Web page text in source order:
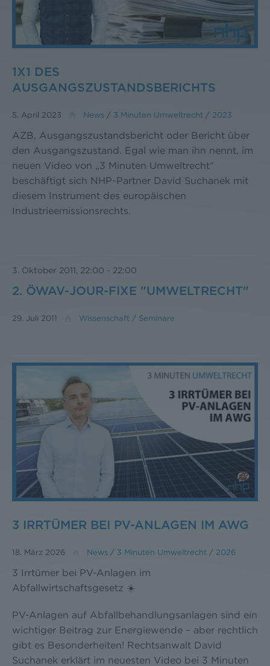
1X1 DES
AUSGANGSZUSTANDSBERICHTS
5. April 2023 News / 3 Minuten Umweltrecht / 2023
AZB, Ausgangszustandsbericht oder Bericht über
den Ausgangszustand. Egal wie man ihn nennt, im
neuen Video von „3 Minuten Umweltrecht“
beschäftigt sich NHP-Partner David Suchanek mit
diesem Instrument des europäischen
Industrieemissionsrechts.
3. Oktober 2011, 22:00 - 22:00
2. ÖWAV-JOUR-FIXE "UMWELTRECHT"
29. Juli 2011 Wissenschaft / Seminare
3 IRRTÜMER BEI PV-ANLAGEN IM AWG
18. März 2026 News / 3 Minuten Umweltrecht / 2026
3 Irrtümer bei PV-Anlagen im
Abfallwirtschaftsgesetz ☀️
PV-Anlagen auf Abfallbehandlungsanlagen sind ein
wichtiger Beitrag zur Energiewende – aber rechtlich
gibt es Besonderheiten! Rechtsanwalt David
Suchanek erklärt im neuesten Video bei 3 Minuten